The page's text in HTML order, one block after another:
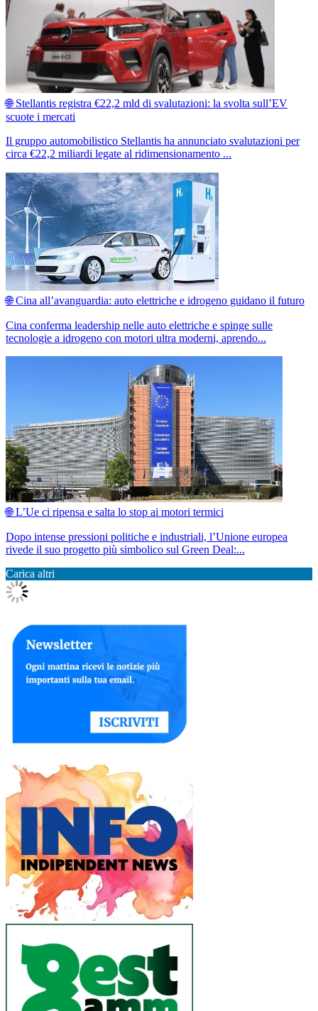
🌐 Stellantis registra €22,2 mld di svalutazioni: la svolta sull’EV
scuote i mercati
Il gruppo automobilistico Stellantis ha annunciato svalutazioni per
circa €22,2 miliardi legate al ridimensionamento ...
🌐 Cina all’avanguardia: auto elettriche e idrogeno guidano il futuro
Cina conferma leadership nelle auto elettriche e spinge sulle
tecnologie a idrogeno con motori ultra moderni, aprendo...
🌐 L’Ue ci ripensa e salta lo stop ai motori termici
Dopo intense pressioni politiche e industriali, l’Unione europea
rivede il suo progetto più simbolico sul Green Deal:...
Carica altri